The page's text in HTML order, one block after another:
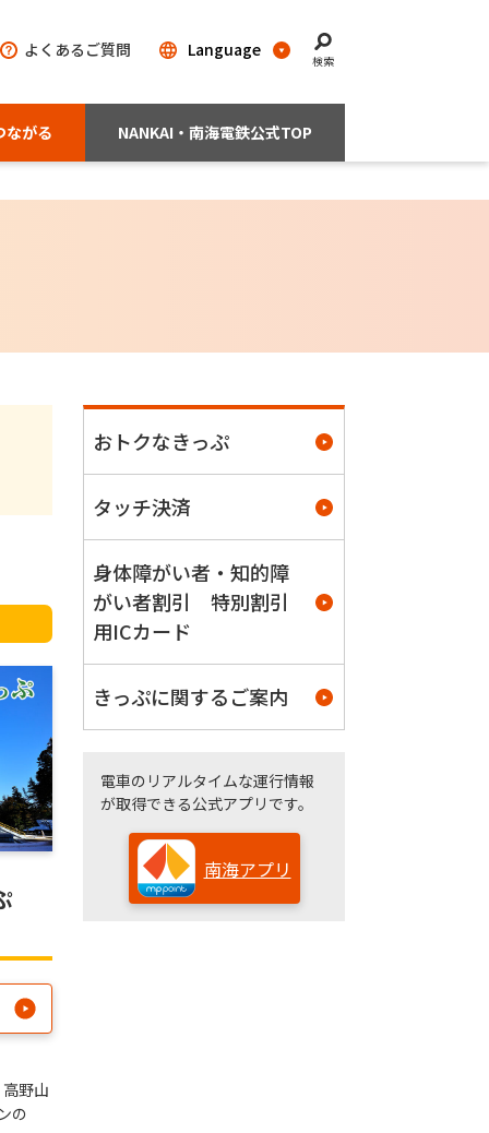
よくあるご質問
検索
ながる NANKAI・南海電鉄公式TOP
野山
の
おトクなきっぷ
タッチ決済
身体障がい者・知的障
がい者割引 特別割引
用ICカード
きっぷに関するご案内
電車のリアルタイムな運行情報
が取得できる公式アプリです。
南海アプリ